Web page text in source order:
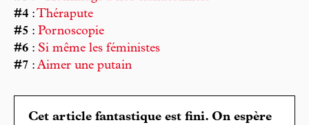
#4 :Thérapute
#5 : Pornoscopie
#6 : Si même les féministes
#7 : Aimer une putain
Cet article fantastique est fini. On espère